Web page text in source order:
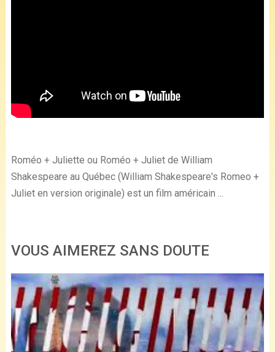
Roméo + Juliette ou Roméo + Juliet de William
Shakespeare au Québec (William Shakespeare's Romeo +
Juliet en version originale) est un film américain ...
VOUS AIMEREZ SANS DOUTE